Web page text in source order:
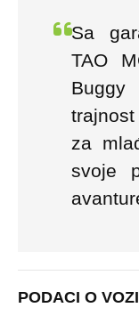
Sa
TAO
za
svoje
PODACI O